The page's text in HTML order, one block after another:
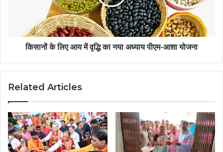
किसानों के लिए आय में वृद्धि का नया अध्याय पीएम-आशा योजना
Related Articles